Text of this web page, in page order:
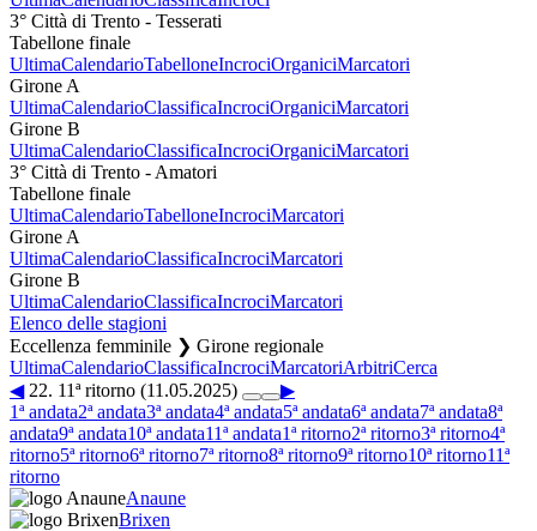
3° Città di Trento - Tesserati
Tabellone finale
UltimaCalendarioTabelloneIncrociOrganiciMarcatori
Girone A
UltimaCalendarioClassificaIncrociOrganiciMarcatori
Girone B
UltimaCalendarioClassificaIncrociOrganiciMarcatori
3° Città di Trento - Amatori
Tabellone finale
UltimaCalendarioTabelloneIncrociMarcatori
Girone A
UltimaCalendarioClassificaIncrociMarcatori
Girone B
UltimaCalendarioClassificaIncrociMarcatori
Elenco delle stagioni
Eccellenza femminile ❯ Girone regionale
UltimaCalendarioClassificaIncrociMarcatoriArbitriCerca
◀22. 11ª ritorno (11.05.2025)
▶
1ª andata2ª andata3ª andata4ª andata5ª andata6ª andata7ª andata8ª
andata9ª andata10ª andata11ª andata1ª ritorno2ª ritorno3ª ritorno4ª
ritorno5ª ritorno6ª ritorno7ª ritorno8ª ritorno9ª ritorno10ª ritorno11ª
ritorno
Anaune
Brixen